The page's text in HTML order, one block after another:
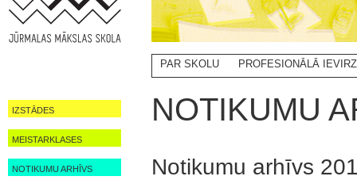
IZSTĀDES
MEISTARKLASES
NOTIKUMU ARHĪVS
PAR SKOLU
PROFESIONĀLĀ
NOTIKUMU
Notikumu arhīvs